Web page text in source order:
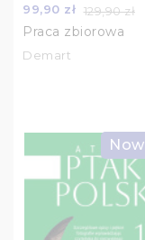
99,90 zł 129,90 zł
Praca zbiorowa
Demart